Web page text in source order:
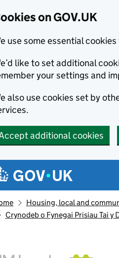
on GOV.UK
use some essential
like to set additional
your settings and
also use cookies set by
additional cookies
menu
Housing, local and
Crynodeb o Fynegai Prisiau Tai y